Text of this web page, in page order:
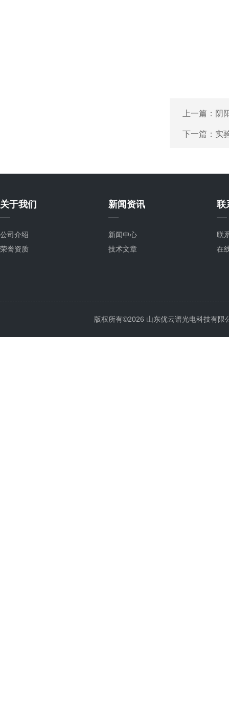
上一篇： 阴
下一篇： 实
关于我们
公司介绍
荣誉资质
新闻资讯
新闻中心
技术文章
联
联
在
版权所有©2026 山东优云谱光电科技有